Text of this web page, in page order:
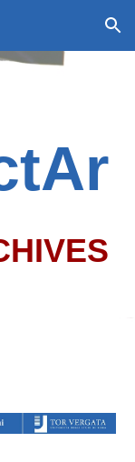
Skip to navigation